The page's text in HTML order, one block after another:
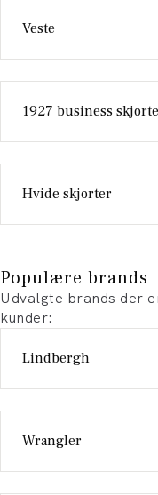
Veste
1927 business
Hvide skjorter
Populære brands
Udvalgte brands der
kunder:
Lindbergh
Wrangler